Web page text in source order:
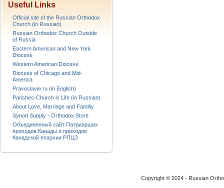
Useful Links
Official site of the Russian Orthodox
Church (in Russian)
Russian Orthodox Church Outside
of Russia
Eastern American and New York
Diocese
Western American Diocese
Diocese of Chicago and Mid-
America
Pravoslavie.ru (in English)
Parishes-Church is Life (in Russian)
About Love, Marriage and Familty
Synod Supply - Orthodox Store
Объединенный сайт Патриарших
приходов Канады и приходов
Канадской епархии РПЦЗ
Copyright © 2024 - Russian